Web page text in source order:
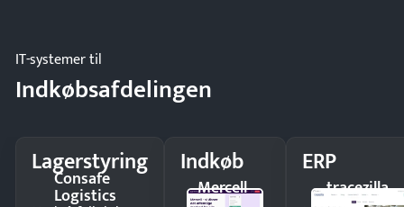
IT-systemer til
Indkøbsafdelingen
Lagerstyring
Consafe
Logistics
Indkøb
Mercell
ERP
tracezilla